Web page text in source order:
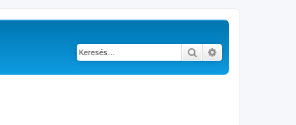
Keresés